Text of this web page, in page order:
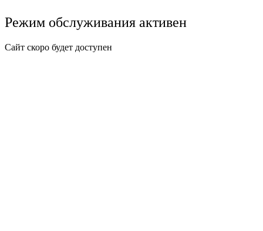
Режим обслуживания активен
Сайт скоро будет доступен